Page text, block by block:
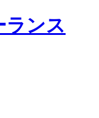
ランス